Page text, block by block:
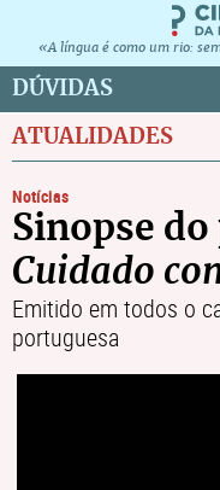
«A língua é como um rio:
DÚVIDAS
ATUALIDADES
Notícias
Sinopse
Cuidado
Emitido em todos o
portuguesa